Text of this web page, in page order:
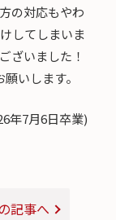
の対応もやわ
してしまいま
ざいました！
いします。
年7月6日卒業)
記事へ